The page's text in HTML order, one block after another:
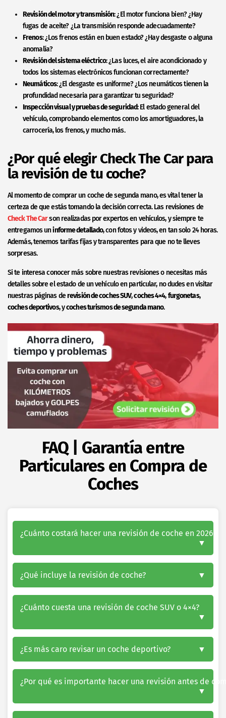
Revisión del motor y transmisión: ¿El motor funciona bien? ¿Hay
fugas de aceite? ¿La transmisión responde adecuadamente?
Frenos: ¿Los frenos están en buen estado? ¿Hay desgaste o alguna
anomalía?
Revisión del sistema eléctrico: ¿Las luces, el aire acondicionado y
todos los sistemas electrónicos funcionan correctamente?
Neumáticos: ¿El desgaste es uniforme? ¿Los neumáticos tienen la
profundidad necesaria para garantizar tu seguridad?
Inspección visual y pruebas de seguridad: El estado general del
vehículo, comprobando elementos como los amortiguadores, la
carrocería, los frenos, y mucho más.
¿Por qué elegir Check The Car para
la revisión de tu coche?
Al momento de comprar un coche de segunda mano, es vital tener la
certeza de que estás tomando la decisión correcta. Las revisiones de
Check The Carson realizadas por expertos en vehículos, y siempre te
entregamos uninforme detallado, con fotos y videos, en tan solo 24 horas.
Además, tenemos tarifas fijas y transparentes para que no te lleves
sorpresas.
Si te interesa conocer más sobre nuestras revisiones o necesitas más
detalles sobre el estado de un vehículo en particular, no dudes en visitar
nuestras páginas derevisión de coches SUV,coches 4×4,furgonetas,
coches deportivos, ycoches turismos de segunda mano.
FAQ | Garantía entre
Particulares en Compra de
Coches
¿Cuánto costará hacer una revisión de coche en 2026?
¿Qué incluye la revisión de coche?
¿Cuánto cuesta una revisión de coche SUV o 4×4?
¿Es más caro revisar un coche deportivo?
¿Por qué es importante hacer una revisión antes de